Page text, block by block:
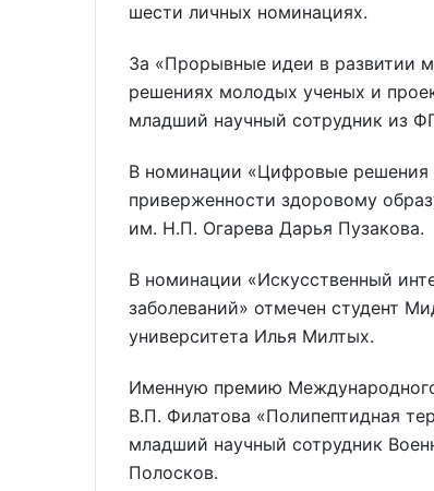
шести личных номинациях.
За «Прорывные идеи в развитии
решениях молодых ученых и
младший научный сотрудник из
В номинации «Цифровые решения
приверженности здоровому
им. Н.П. Огарева Дарья Пузакова.
В номинации «Искусственный
заболеваний» отмечен студент
университета Илья Милтых.
Именную премию
В.П. Филатова «Полипептидная
младший научный сотрудник
Полосков.